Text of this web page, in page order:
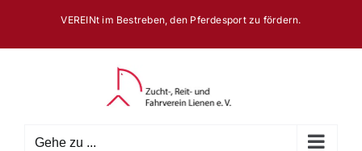
springen
VEREINt im Bestreben, den Pferdesport zu fördern.
Gehe zu ...